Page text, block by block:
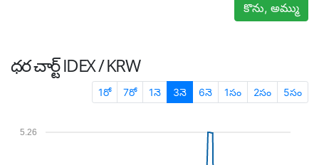
కొను, అమ్ము
ధర చార్ట్IDEX / KRW
1రో 7రో 1నె 3నె 6నె 1సం 2సం 5సం
5.26